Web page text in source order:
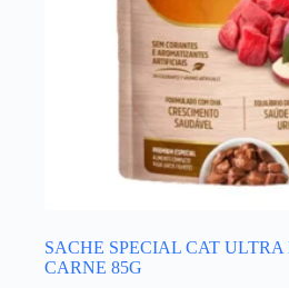
SACHE SPECIAL CAT ULTRA
CARNE 85G